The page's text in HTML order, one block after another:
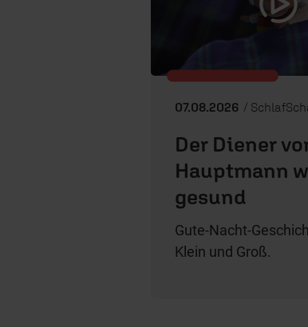
07.08.2026 /
Der Diener
Hauptmann
gesund
Gute-Nacht-
Klein und Groß.